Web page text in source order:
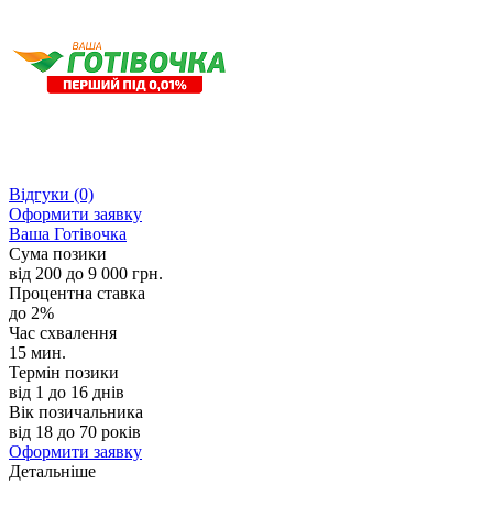
Відгуки (0)
Оформити заявку
Ваша Готівочка
Сума позики
від 200 до 9 000 грн.
Процентна ставка
до 2%
Час схвалення
15 мин.
Термін позики
від 1 до 16 днів
Вік позичальника
від 18 до 70 років
Оформити заявку
Детальніше